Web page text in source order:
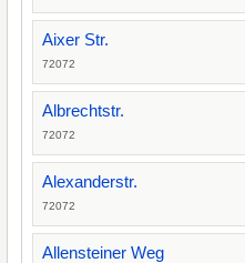
Aixer Str.
72072
Albrechtstr.
72072
Alexanderstr.
72072
Allensteiner Weg